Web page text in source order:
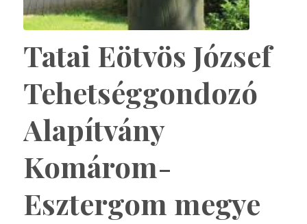
Tatai Eötvös József
Tehetséggondozó
Alapítvány
Komárom-
Esztergom megye